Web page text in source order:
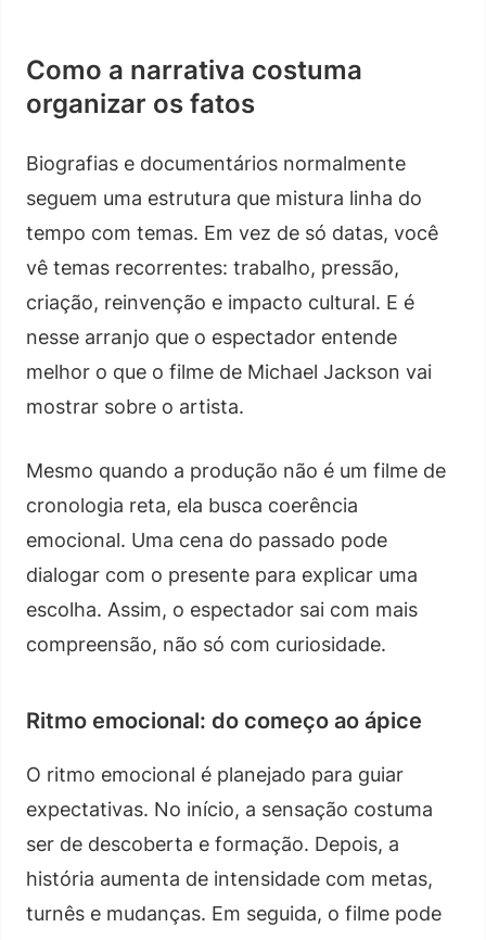
Como a narrativa costuma
organizar os fatos
Biografias e documentários normalmente
seguem uma estrutura que mistura linha do
tempo com temas. Em vez de só datas, você
vê temas recorrentes: trabalho, pressão,
criação, reinvenção e impacto cultural. E é
nesse arranjo que o espectador entende
melhor o que o filme de Michael Jackson vai
mostrar sobre o artista.
Mesmo quando a produção não é um filme de
cronologia reta, ela busca coerência
emocional. Uma cena do passado pode
dialogar com o presente para explicar uma
escolha. Assim, o espectador sai com mais
compreensão, não só com curiosidade.
Ritmo emocional: do começo ao ápice
O ritmo emocional é planejado para guiar
expectativas. No início, a sensação costuma
ser de descoberta e formação. Depois, a
história aumenta de intensidade com metas,
turnês e mudanças. Em seguida, o filme pode